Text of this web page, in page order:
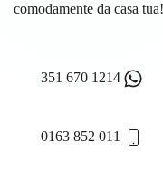
comodamente da casa tua!
351 670 1214
0163 852 011